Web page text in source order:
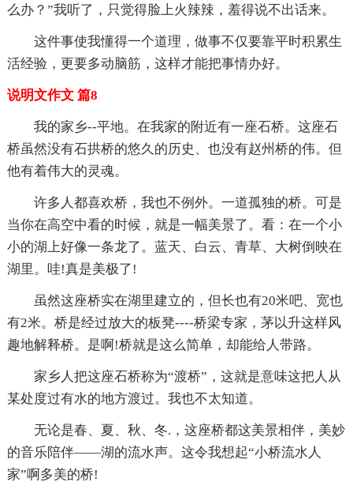
么办？”我听了，只觉得脸上火辣辣，羞得说不出话来。
这件事使我懂得一个道理，做事不仅要靠平时积累生
活经验，更要多动脑筋，这样才能把事情办好。
说明文作文 篇8
我的家乡--平地。在我家的附近有一座石桥。这座石
桥虽然没有石拱桥的悠久的历史、也没有赵州桥的伟。但
他有着伟大的灵魂。
许多人都喜欢桥，我也不例外。一道孤独的桥。可是
当你在高空中看的时候，就是一幅美景了。看：在一个小
小的湖上好像一条龙了。蓝天、白云、青草、大树倒映在
湖里。哇!真是美极了!
虽然这座桥实在湖里建立的，但长也有20米吧、宽也
有2米。桥是经过放大的板凳----桥梁专家，茅以升这样风
趣地解释桥。是啊!桥就是这么简单，却能给人带路。
家乡人把这座石桥称为“渡桥”，这就是意味这把人从
某处度过有水的地方渡过。我也不太知道。
无论是春、夏、秋、冬.，这座桥都这美景相伴，美妙
的音乐陪伴——湖的流水声。这令我想起“小桥流水人
家”啊多美的桥!